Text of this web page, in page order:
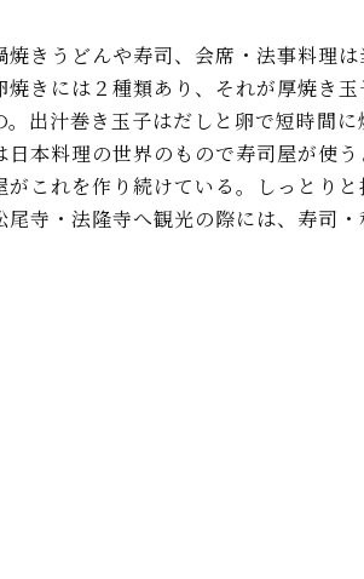
きうどんや寿司、会席・法事料理は
きには２種類あり、それが厚焼き
。出汁巻き玉子はだしと卵で短時間
日本料理の世界のもので寿司屋が使
がこれを作り続けている。しっとり
寺・法隆寺へ観光の際には、寿司